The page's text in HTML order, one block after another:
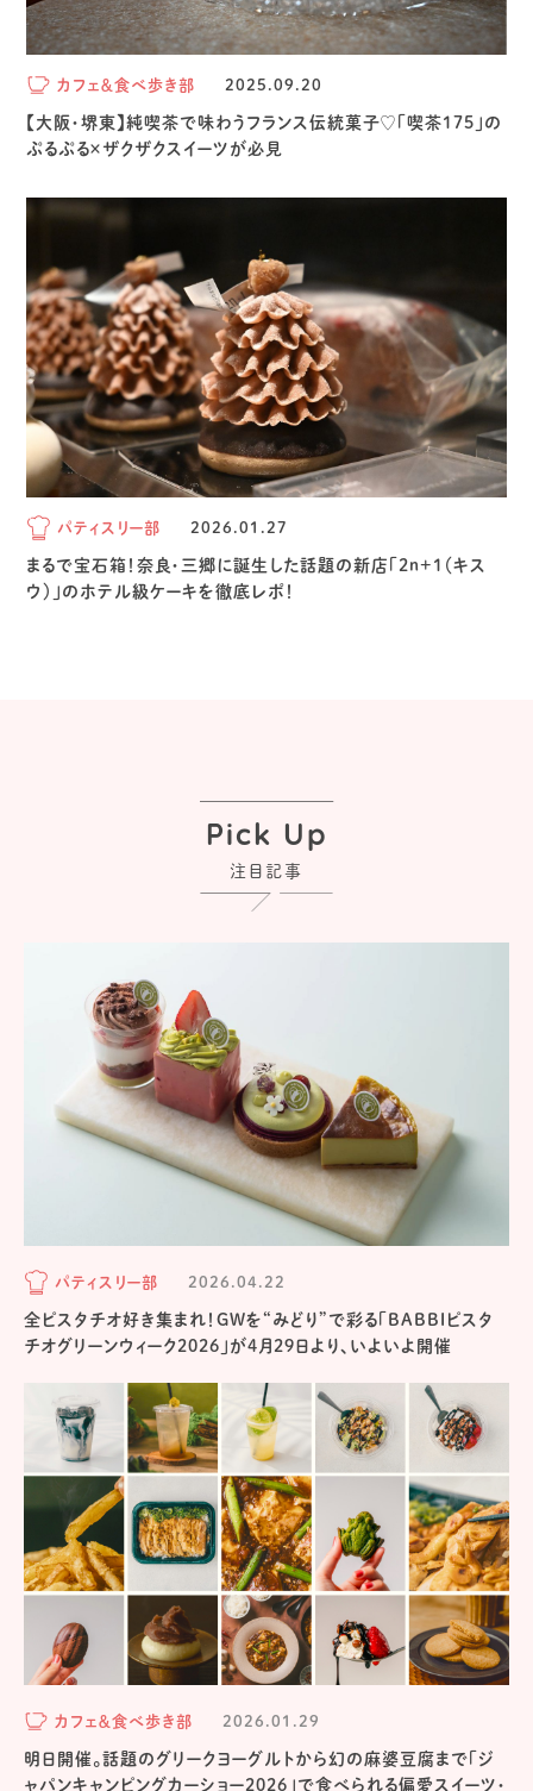
カフェ＆食べ歩き部 2025.09.20
【大阪・堺東】純喫茶で味わうフランス伝統菓子♡「喫茶175」の
ぷるぷる×ザクザクスイーツが必見
パティスリー部 2026.01.27
まるで宝石箱！奈良・三郷に誕生した話題の新店「2n+1（キス
ウ）」のホテル級ケーキを徹底レポ！
Pick Up
注目記事
パティスリー部 2026.04.22
全ピスタチオ好き集まれ！GWを“みどり”で彩る「BABBIピスタ
チオグリーンウィーク2026」が4月29日より、いよいよ開催
カフェ＆食べ歩き部 2026.01.29
明日開催。話題のグリークヨーグルトから幻の麻婆豆腐まで「ジ
ャパンキャンピングカーショー2026」で食べられる偏愛スイーツ・